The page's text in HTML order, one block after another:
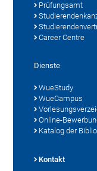
Prüfungsamt
Career Centre
Dienste
WueStudy
WueCampus
Online-
Katalog der
Kontakt